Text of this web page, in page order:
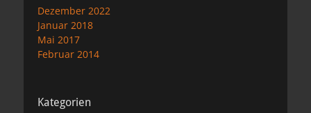
Dezember 2022
Januar 2018
Mai 2017
Februar 2014
Kategorien